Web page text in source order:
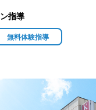
指導
無料体験指導